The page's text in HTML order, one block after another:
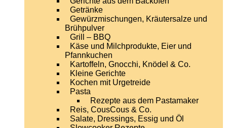
Getränke
Gewürzmischungen, Kräutersalze und
Brühpulver
Grill – BBQ
Käse und Milchprodukte, Eier und
Pfannkuchen
Kartoffeln, Gnocchi, Knödel & Co.
Kleine Gerichte
Kochen mit Urgetreide
Pasta
Rezepte aus dem Pastamaker
Reis, CousCous & Co.
Salate, Dressings, Essig und Öl